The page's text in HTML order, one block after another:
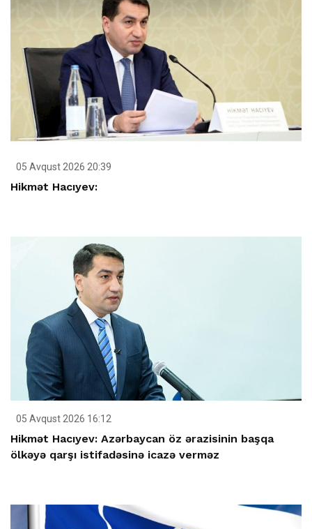
05 Avqust 2026 20:39
Hikmət Hacıyev:
05 Avqust 2026 16:12
Hikmət Hacıyev: Azərbaycan öz ərazisinin başqa
ölkəyə qarşı istifadəsinə icazə verməz